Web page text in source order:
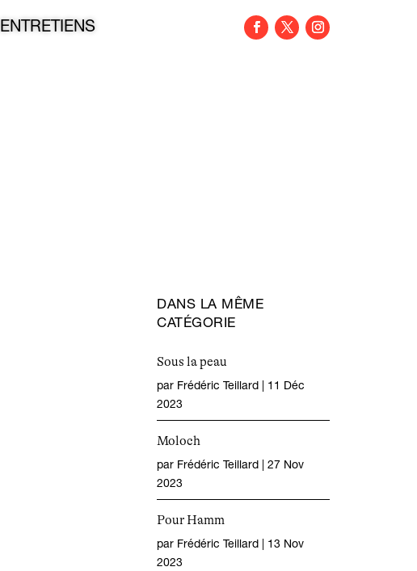
ENTRETIENS
DANS LA MÊME
CATÉGORIE
Sous la peau
par Frédéric Teillard
11 Déc
2023
Moloch
par Frédéric Teillard |27 Nov
2023
Pour Hamm
par Frédéric Teillard
13 Nov
2023